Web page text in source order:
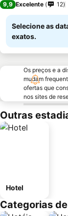
9,9 Excelente 12
Selecione as
exatos.
Os preços e a
mudam
ofertas que
nos sites de
Outras
Hotel
Categorias